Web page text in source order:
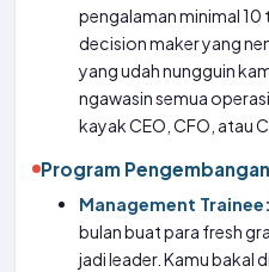
pengalaman minimal 10
decision maker yang
yang udah nungguin
ngawasin semua
kayak CEO, CFO, atau
Program
Management Trainee:
bulan buat para fresh
jadi leader. Kamu bakal